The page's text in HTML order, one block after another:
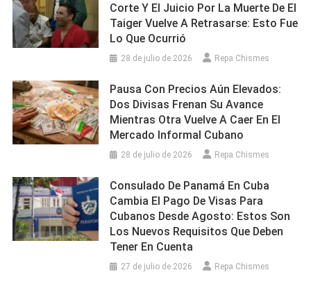
Corte Y El Juicio Por La Muerte De El
Taiger Vuelve A Retrasarse: Esto Fue
Lo Que Ocurrió
28 de julio de 2026 Repa Chismes
Pausa Con Precios Aún Elevados:
Dos Divisas Frenan Su Avance
Mientras Otra Vuelve A Caer En El
Mercado Informal Cubano
28 de julio de 2026 Repa Chismes
Consulado De Panamá En Cuba
Cambia El Pago De Visas Para
Cubanos Desde Agosto: Estos Son
Los Nuevos Requisitos Que Deben
Tener En Cuenta
27 de julio de 2026 Repa Chismes